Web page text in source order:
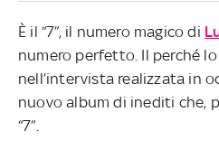
È il “7”, il numero magico di
numero perfetto. Il perché
nell’intervista realizzata in
nuovo album di inediti che,
“7”.